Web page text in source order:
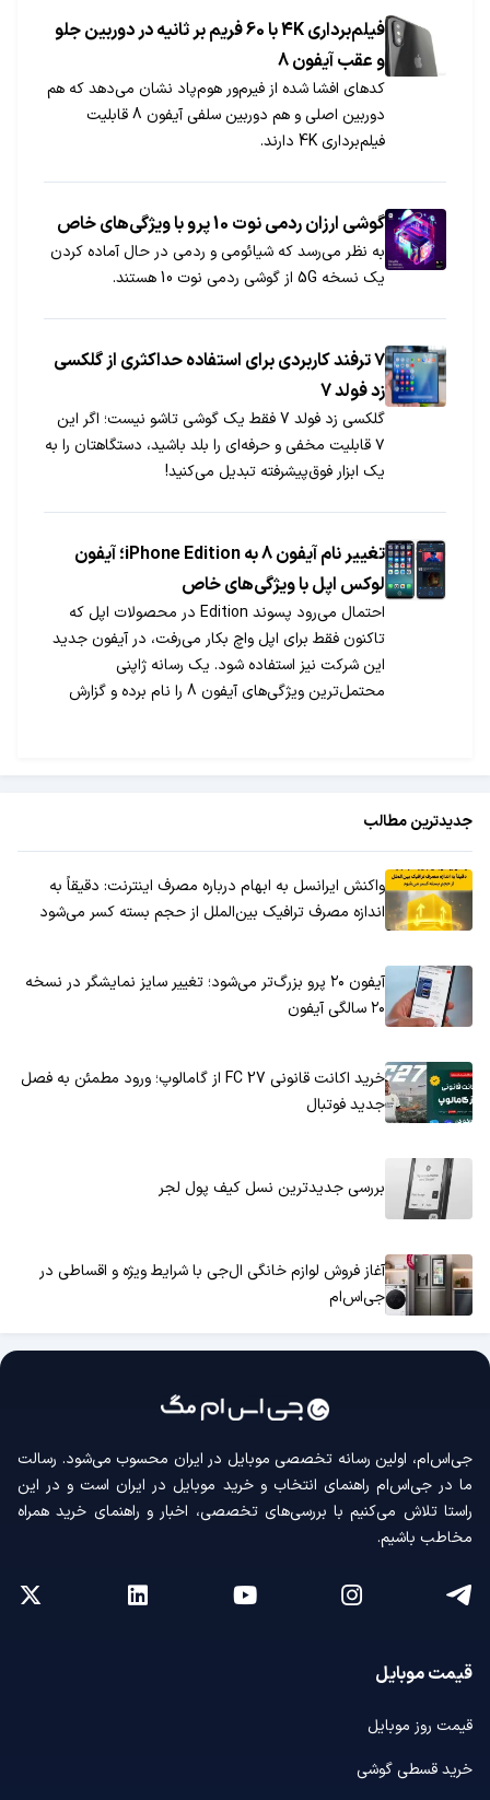
فیلم‌برداری 4K با 60 فریم بر ثانیه در دوربین جلو
و عقب آیفون 8
کدهای افشا شده از فیرم‌ور هوم‌پاد نشان می‌دهد که هم
دوربین اصلی و هم دوربین سلفی آیفون 8 قابلیت
فیلم‌برداری 4K دارند.
گوشی ارزان ردمی نوت 10 پرو با ویژگی‌های خاص
به نظر می‌رسد که شیائومی و ردمی در حال آماده کردن
یک نسخه 5G از گوشی ردمی نوت 10 هستند.
۷ ترفند کاربردی برای استفاده حداکثری از گلکسی
زد فولد 7
گلکسی زد فولد 7 فقط یک گوشی تاشو نیست؛ اگر این
۷ قابلیت مخفی و حرفه‌ای را بلد باشید، دستگاهتان را به
یک ابزار فوق‌پیشرفته تبدیل می‌کنید!
تغییر نام آیفون 8 به iPhone Edition؛ آیفون
لوکس اپل با ویژگی‌های خاص
احتمال می‌رود پسوند Edition در محصولات اپل که
تاکنون فقط برای اپل واچ بکار می‌رفت، در آیفون جدید
این شرکت نیز استفاده شود. یک رسانه ژاپنی
محتمل‌ترین ویژگی‌های آیفون 8 را نام برده و گزارش
جدیدترین مطالب
واکنش ایرانسل به ابهام درباره مصرف اینترنت: دقیقاً به
اندازه مصرف ترافیک بین‌الملل از حجم بسته کسر می‌شود
آیفون ۲۰ پرو بزرگ‌تر می‌شود؛ تغییر سایز نمایشگر در نسخه
۲۰ سالگی آیفون
خرید اکانت قانونی FC 27 از گامالوپ؛ ورود مطمئن به فصل
جدید فوتبال
بررسی جدیدترین نسل کیف پول لجر
آغاز فروش لوازم خانگی ال‌جی با شرایط ویژه و اقساطی در
جی‌اس‌ام
جی‌اس‌ام، اولین رسانه‌ تخصصی موبایل در ایران محسوب می‌شود. رسالت
ما در جی‌اس‌ام راهنمای انتخاب و خرید موبایل در ایران است و در این
راستا تلاش می‌کنیم با بررسی‌های تخصصی، اخبار و راهنمای خرید همراه
مخاطب باشیم.
قیمت موبایل
قیمت روز موبایل
خرید قسطی گوشی